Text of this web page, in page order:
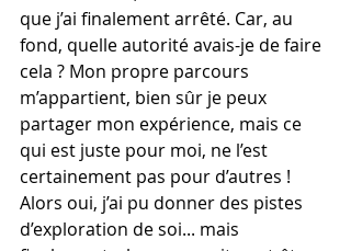
que j’ai finalement arrêté. Car, au
fond, quelle autorité avais-je de faire
cela ? Mon propre parcours
m’appartient, bien sûr je peux
partager mon expérience, mais ce
qui est juste pour moi, ne l’est
certainement pas pour d’autres !
Alors oui, j’ai pu donner des pistes
d’exploration de soi... mais